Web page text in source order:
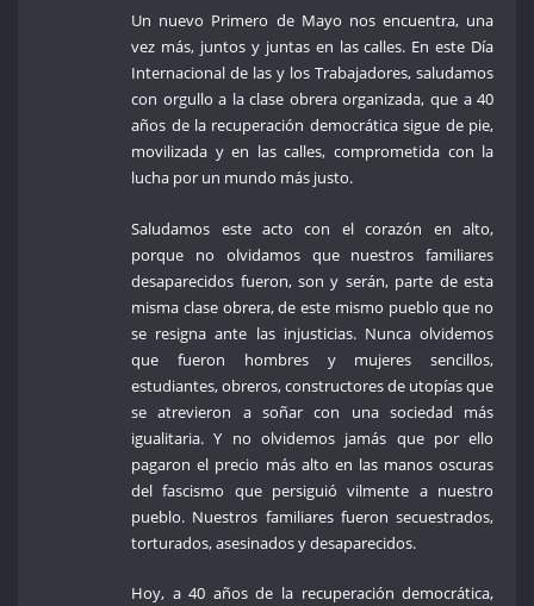
Un nuevo Primero de Mayo nos encuentra, una
vez más, juntos y juntas en las calles. En este Día
Internacional de las y los Trabajadores, saludamos
con orgullo a la clase obrera organizada, que a 40
años de la recuperación democrática sigue de pie,
movilizada y en las calles, comprometida con la
lucha por un mundo más justo.
Saludamos este acto con el corazón en alto,
porque no olvidamos que nuestros familiares
desaparecidos fueron, son y serán, parte de esta
misma clase obrera, de este mismo pueblo que no
se resigna ante las injusticias. Nunca olvidemos
que fueron hombres y mujeres sencillos,
estudiantes, obreros, constructores de utopías que
se atrevieron a soñar con una sociedad más
igualitaria. Y no olvidemos jamás que por ello
pagaron el precio más alto en las manos oscuras
del fascismo que persiguió vilmente a nuestro
pueblo. Nuestros familiares fueron secuestrados,
torturados, asesinados y desaparecidos.
Hoy, a 40 años de la recuperación democrática,